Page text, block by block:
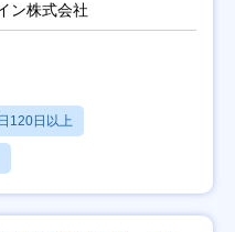
ン株式会社
120日以上